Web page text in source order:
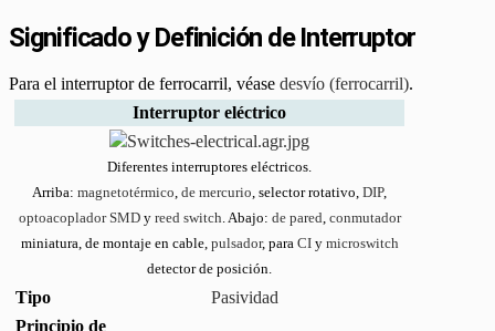
Significado y Definición de Interruptor
Para el interruptor de ferrocarril, véase desvío (ferrocarril).
Interruptor eléctrico
Diferentes interruptores eléctricos.
Arriba: magnetotérmico, de mercurio, selector rotativo, DIP,
optoacoplador SMDy reed switch. Abajo: de pared, conmutador
miniatura, de montaje en cable, pulsador, para CIy microswitch
detector de posición.
Tipo
Pasividad
Principio de